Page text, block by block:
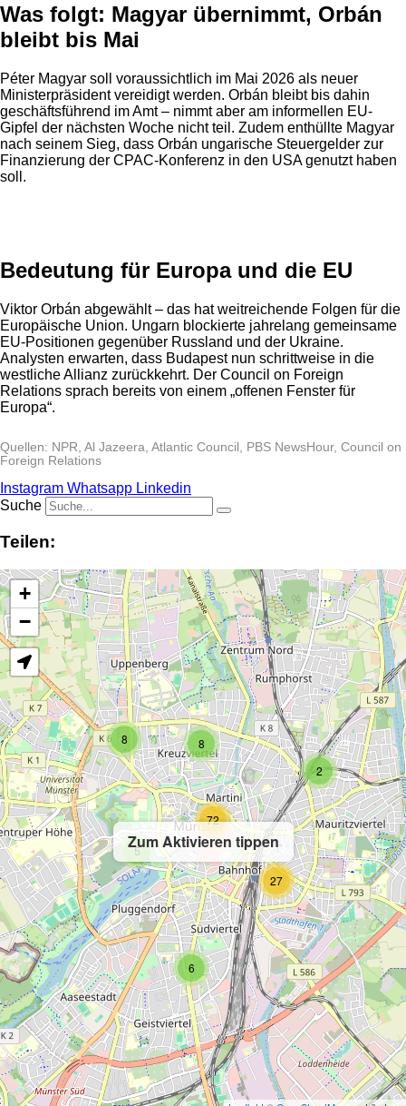
Was folgt: Magyar übernimmt, Orbán
bleibt bis Mai
Péter Magyar soll voraussichtlich im Mai 2026 als neuer
Ministerpräsident vereidigt werden. Orbán bleibt bis dahin
geschäftsführend im Amt – nimmt aber am informellen EU-
Gipfel der nächsten Woche nicht teil. Zudem enthüllte Magyar
nach seinem Sieg, dass Orbán ungarische Steuergelder zur
Finanzierung der CPAC-Konferenz in den USA genutzt haben
soll.
Bedeutung für Europa und die EU
Viktor Orbán abgewählt – das hat weitreichende Folgen für die
Europäische Union. Ungarn blockierte jahrelang gemeinsame
EU-Positionen gegenüber Russland und der Ukraine.
Analysten erwarten, dass Budapest nun schrittweise in die
westliche Allianz zurückkehrt. Der Council on Foreign
Relations sprach bereits von einem „offenen Fenster für
Europa“.
Quellen: NPR, Al Jazeera, Atlantic Council, PBS NewsHour, Council on
Foreign Relations
Instagram Whatsapp Linkedin
Suche
Teilen:
Zum Aktivieren tippen
2
8
6
8
27
5
72
+
−